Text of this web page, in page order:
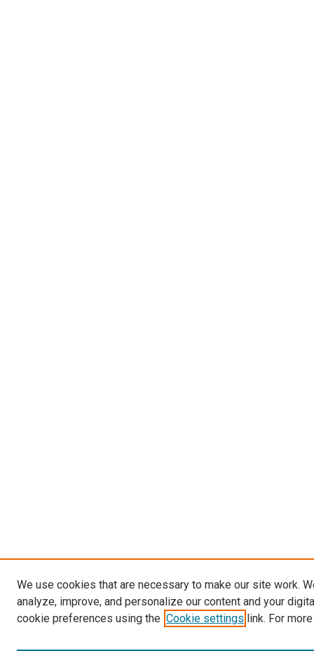
We use cookies that are necessary to make our site work.
analyze, improve, and personalize our content and your
cookie preferences using the Cookie settings link. For